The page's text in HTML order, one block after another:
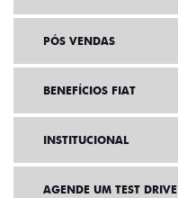
PÓS VENDAS
BENEFÍCIOS FIAT
INSTITUCIONAL
AGENDE UM TEST DRIVE